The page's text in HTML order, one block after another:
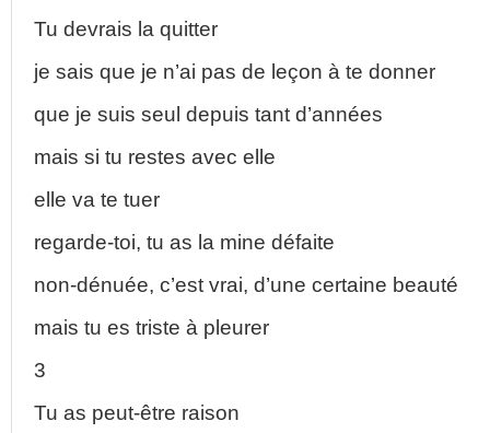
Tu devrais la quitter
je sais que je n’ai pas de leçon à te donner
que je suis seul depuis tant d’années
mais si tu restes avec elle
elle va te tuer
regarde-toi, tu as la mine défaite
non-dénuée, c’est vrai, d’une certaine beauté
mais tu es triste à pleurer
3
Tu as peut-être raison